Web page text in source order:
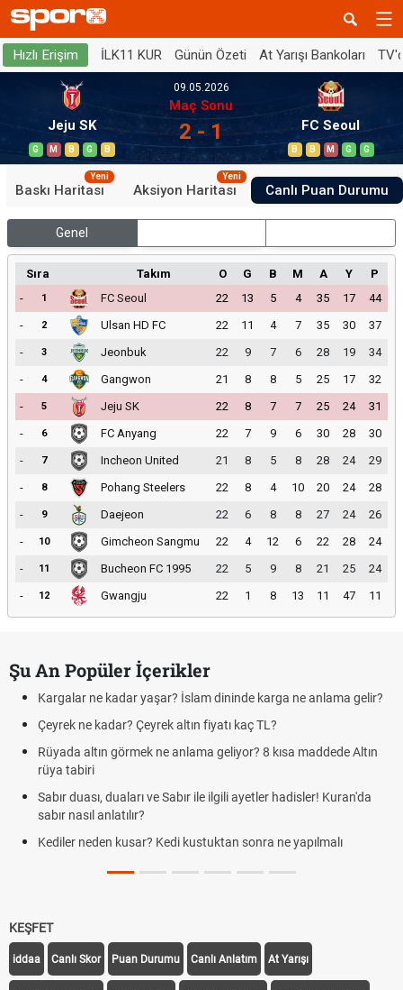
Hızlı Erişim İLK11 KUR Günün Özeti At Yarışı Bankoları
Jeju SK
G M B G B
09.05.2026
Maç Sonu
2 - 1 FC Seoul
B B M G G
Baskı Haritası
Yeni
Aksiyon Haritası
Yeni
Canlı Puan Durumu
Genel
Sıra Takım O G B M A Y
P
-
1 FC Seoul 22 13 5 4 35 17
44
-
2 Ulsan HD FC 22 11 4 7 35 30
37
-
3 Jeonbuk 22 9 7 6 28 19
34
-
4 Gangwon 21 8 8 5 25 17
32
-
5 Jeju SK 22 8 7 7 25 24
31
-
6 FC Anyang 22 7 9 6 30 28
30
-
7 Incheon United 21 8 5 8 28 24
29
-
8 Pohang Steelers 22 8 4 10 20 24
28
-
9 Daejeon 22 6 8 8 27 24
26
-
10 Gimcheon Sangmu 22 4 12 6 22 28
24
-
11 Bucheon FC 1995 22 5 9 8 21 25
24
-
12 Gwangju 22 1 8 13 11 47 11
Şu An Popüler İçerikler
Kargalar ne kadar yaşar? İslam dininde karga ne anlama gelir?
Çeyrek ne kadar? Çeyrek altın fiyatı kaç TL?
Rüyada altın görmek ne anlama geliyor? 8 kısa maddede Altın
rüya tabiri
Sabır duası, duaları ve Sabır ile ilgili ayetler hadisler! Kuran'da
sabır nasıl anlatılır?
Kediler neden kusar? Kedi kustuktan sonra ne yapılmalı
KEŞFET
iddaa Canlı Skor Puan Durumu Canlı Anlatım At Yarışı